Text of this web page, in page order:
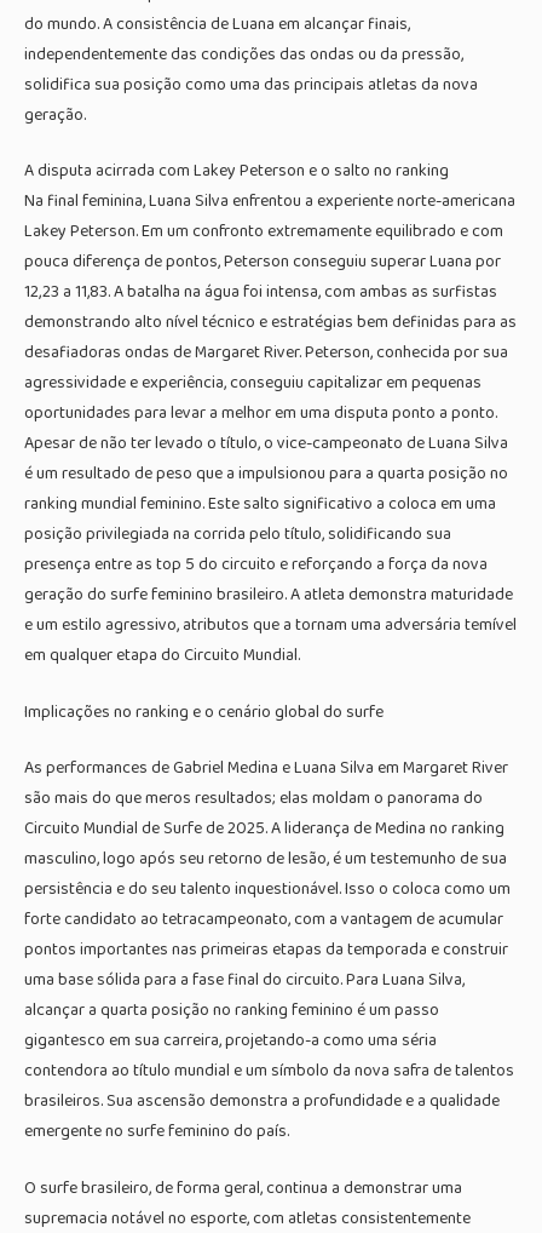
do mundo. A consistência de Luana em alcançar finais,
independentemente das condições das ondas ou da pressão,
solidifica sua posição como uma das principais atletas da nova
geração.
A disputa acirrada com Lakey Peterson e o salto no ranking
Na final feminina, Luana Silva enfrentou a experiente norte-americana
Lakey Peterson. Em um confronto extremamente equilibrado e com
pouca diferença de pontos, Peterson conseguiu superar Luana por
12,23 a 11,83. A batalha na água foi intensa, com ambas as surfistas
demonstrando alto nível técnico e estratégias bem definidas para as
desafiadoras ondas de Margaret River. Peterson, conhecida por sua
agressividade e experiência, conseguiu capitalizar em pequenas
oportunidades para levar a melhor em uma disputa ponto a ponto.
Apesar de não ter levado o título, o vice-campeonato de Luana Silva
é um resultado de peso que a impulsionou para a quarta posição no
ranking mundial feminino. Este salto significativo a coloca em uma
posição privilegiada na corrida pelo título, solidificando sua
presença entre as top 5 do circuito e reforçando a força da nova
geração do surfe feminino brasileiro. A atleta demonstra maturidade
e um estilo agressivo, atributos que a tornam uma adversária temível
em qualquer etapa do Circuito Mundial.
Implicações no ranking e o cenário global do surfe
As performances de Gabriel Medina e Luana Silva em Margaret River
são mais do que meros resultados; elas moldam o panorama do
Circuito Mundial de Surfe de 2025. A liderança de Medina no ranking
masculino, logo após seu retorno de lesão, é um testemunho de sua
persistência e do seu talento inquestionável. Isso o coloca como um
forte candidato ao tetracampeonato, com a vantagem de acumular
pontos importantes nas primeiras etapas da temporada e construir
uma base sólida para a fase final do circuito. Para Luana Silva,
alcançar a quarta posição no ranking feminino é um passo
gigantesco em sua carreira, projetando-a como uma séria
contendora ao título mundial e um símbolo da nova safra de talentos
brasileiros. Sua ascensão demonstra a profundidade e a qualidade
emergente no surfe feminino do país.
O surfe brasileiro, de forma geral, continua a demonstrar uma
supremacia notável no esporte, com atletas consistentemente